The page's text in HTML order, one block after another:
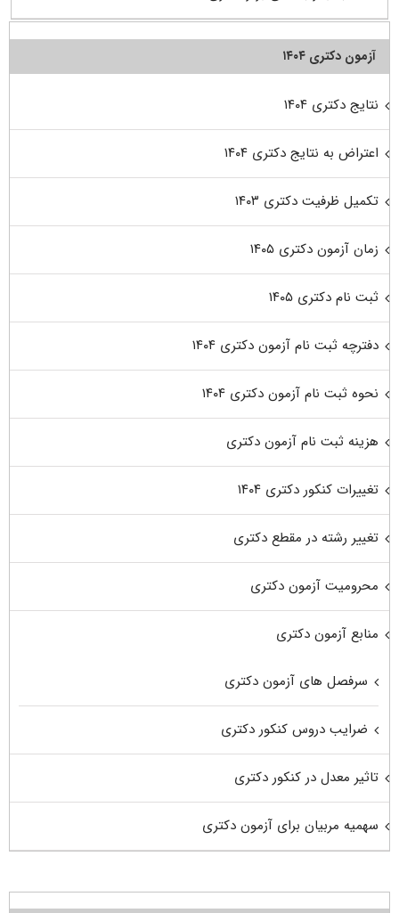
آزمون دکتری ۱۴۰۴
نتایج دکتری ۱۴۰۴
اعتراض به نتایج دکتری ۱۴۰۴
تکمیل ظرفیت دکتری ۱۴۰۳
زمان آزمون دکتری ۱۴۰۵
ثبت نام دکتری ۱۴۰۵
دفترچه ثبت نام آزمون دکتری ۱۴۰۴
نحوه ثبت نام آزمون دکتری ۱۴۰۴
هزینه ثبت نام آزمون دکتری
تغییرات کنکور دکتری ۱۴۰۴
تغییر رشته در مقطع دکتری
محرومیت آزمون دکتری
منابع آزمون دکتری
سرفصل های آزمون دکتری
ضرایب دروس کنکور دکتری
تاثیر معدل در کنکور دکتری
سهمیه مربیان برای آزمون دکتری